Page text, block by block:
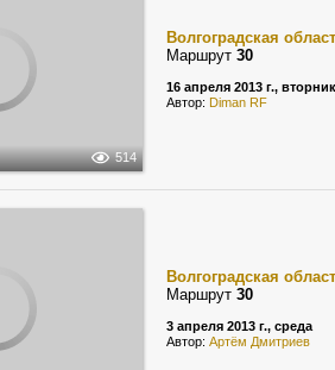
514
Волгоградская
Маршрут 30
16 апреля 2013 г., вторник
Автор: Diman RF
Волгоградская
Маршрут 30
3 апреля 2013 г., среда
Автор: Артём Дмитриев